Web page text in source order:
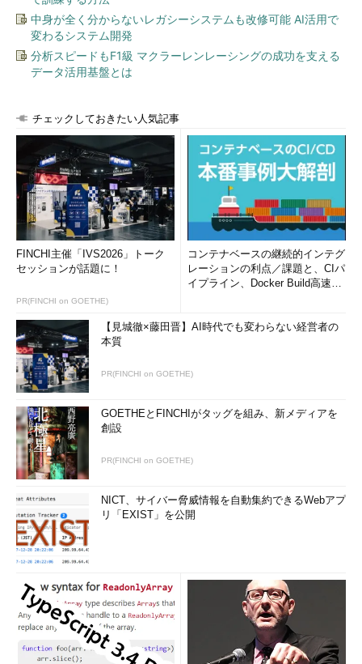
中身が全く分からないレガシーシステムも改修可能 AI活用で
変わるシステム開発
分析スピードもF1級 マクラーレンレーシングの成功を支える
データ活用基盤とは
チェックしておきたい人気記事
FINCHI主催「IVS2026」トーク
セッションが話題に！
PR(FINCHI on GOETHE)
コンテナベースの継続的インテグ
レーションの利点／課題と、CIパ
イプライン、Docker Build高速化
【見城徹×藤田晋】AI時代でも変わらない経営者の
本質
PR(FINCHI on GOETHE)
GOETHEとFINCHIがタッグを組み、新メディアを
創設
PR(FINCHI on GOETHE)
NICT、サイバー脅威情報を自動集約できるWebアプ
リ「EXIST」を公開